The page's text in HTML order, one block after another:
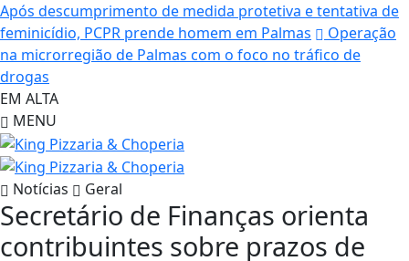
Após descumprimento de medida protetiva e tentativa de
feminicídio, PCPR prende homem em Palmas
Operação
na microrregião de Palmas com o foco no tráfico de
drogas
EM ALTA
MENU
Notícias Geral
Secretário de Finanças orienta
contribuintes sobre prazos de